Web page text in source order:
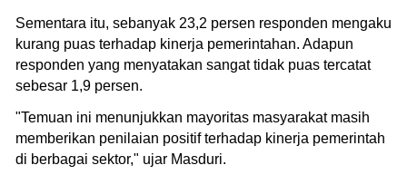
Sementara itu, sebanyak 23,2 persen responden mengaku
kurang puas terhadap kinerja pemerintahan. Adapun
responden yang menyatakan sangat tidak puas tercatat
sebesar 1,9 persen.
"Temuan ini menunjukkan mayoritas masyarakat masih
memberikan penilaian positif terhadap kinerja pemerintah
di berbagai sektor," ujar Masduri.